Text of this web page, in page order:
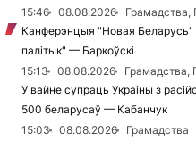
15:46
08.08.2026
Грамадства,
Канферэнцыя "Новая
палітык" — Баркоўскі
15:13
08.08.2026
Грамадства,
У вайне супраць Украіны з
500 беларусаў — Кабанчук
15:03
08.08.2026
Грамадства